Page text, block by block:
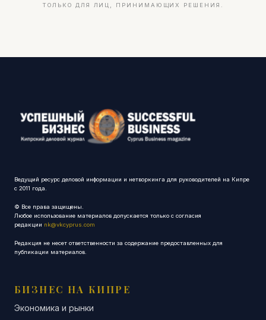
ТОЛЬКО ДЛЯ ЛИЦ, ПРИНИМАЮЩИХ РЕШЕНИЯ.
Ведущий ресурс деловой информации и нетворкинга для руководителей на Кипре
с 2011 года.
© Все права защищены.
Любое использование материалов допускается только с согласия
редакции nk@vkcyprus.com
Редакция не несет ответственности за содержание предоставленных для
публикации материалов.
БИЗНЕС НА КИПРЕ
Экономика и рынки